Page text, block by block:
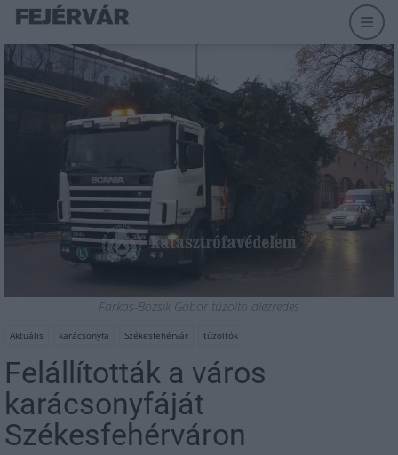
Farkas-Bozsik Gábor tűzoltó alezredes
Aktuális karácsonyfa Székesfehérvár tűzoltók
Felállították a város
karácsonyfáját
Székesfehérváron